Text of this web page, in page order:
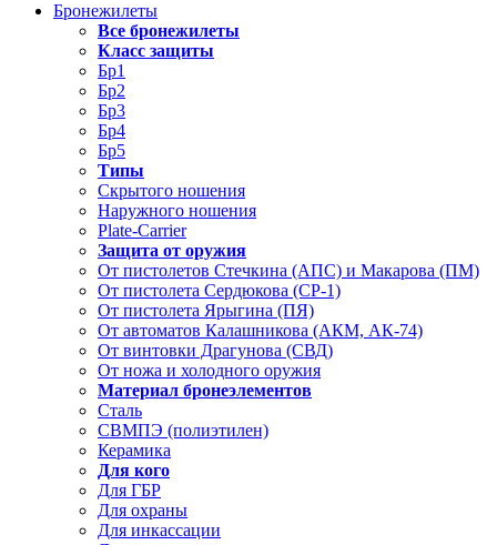
Бронежилеты
Все бронежилеты
Класс защиты
Бр1
Бр2
Бр3
Бр4
Бр5
Типы
Скрытого ношения
Наружного ношения
Plate-Carrier
Защита от оружия
От пистолетов Стечкина (АПС) и Макарова (ПМ)
От пистолета Сердюкова (СР-1)
От пистолета Ярыгина (ПЯ)
От автоматов Калашникова (АКМ, АК-74)
От винтовки Драгунова (СВД)
От ножа и холодного оружия
Материал бронеэлементов
Сталь
СВМПЭ (полиэтилен)
Керамика
Для кого
Для ГБР
Для охраны
Для инкассации